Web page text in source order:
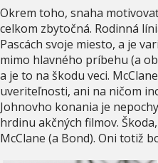
Okrem toho, snaha
celkom zbytočná. Rodinná
Pascách svoje miesto, a je
mimo hlavného príbehu (a
a je to na škodu veci.
uveriteľnosti, ani na ničom
Johnovho konania je
hrdinu akčných filmov.
McClane (a Bond). Oni totiž